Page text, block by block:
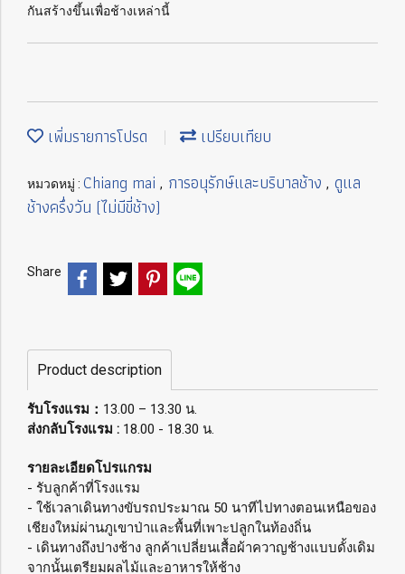
กันสร้างขึ้นเพื่อช้างเหล่านี้
เพิ่มรายการโปรด เปรียบเทียบ
หมวดหมู่ : Chiang mai , การอนุรักษ์และบริบาลช้าง , ดูแล
ช้างครึ่งวัน (ไม่มีขี่ช้าง)
Share
Product description
รับโรงแรม： 13.00 – 13.30 น.
ส่งกลับโรงแรม : 18.00 - 18.30 น.
รายละเอียดโปรแกรม
- รับลูกค้าที่โรงแรม
- ใช้เวลาเดินทางขับรถประมาณ 50 นาทีไปทางตอนเหนือของ
เชียงใหม่ผ่านภูเขาป่าและพื้นที่เพาะปลูกในท้องถิ่น
- เดินทางถึงปางช้าง ลูกค้าเปลี่ยนเสื้อผ้าควาญช้างแบบดั้งเดิม
จากนั้นเตรียมผลไม้และอาหารให้ช้าง